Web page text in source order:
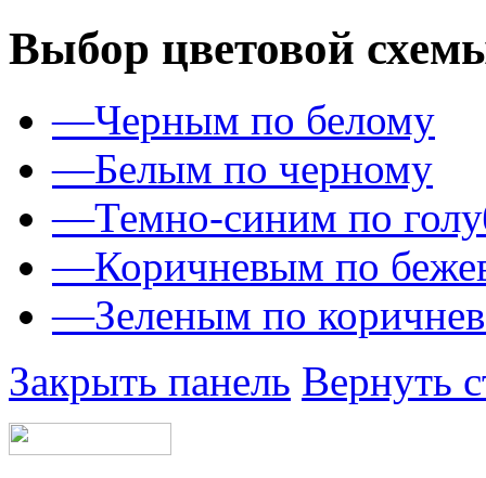
Выбор цветовой
—Черным по белому
—Белым по черному
—Темно-синим по
—Коричневым по
—Зеленым по
Закрыть панель Вернуть